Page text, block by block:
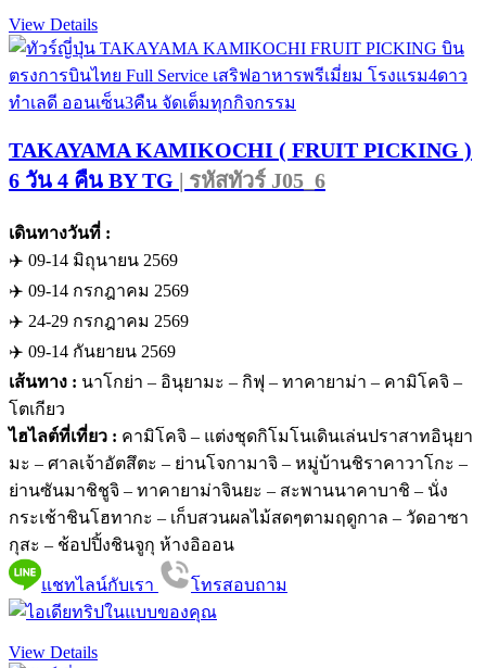
View Details
TAKAYAMA KAMIKOCHI ( FRUIT PICKING )
6 วัน 4 คืน BY TG | รหัสทัวร์ J05_6
เดินทางวันที่ :
✈️ 09-14 มิถุนายน 2569
✈️ 09-14 กรกฎาคม 2569
✈️ 24-29 กรกฎาคม 2569
✈️ 09-14 กันยายน 2569
เส้นทาง : นาโกย่า – อินุยามะ – กิฟุ – ทาคายาม่า – คามิโคจิ –
โตเกียว
ไฮไลต์ที่เที่ยว : คามิโคจิ – แต่งชุดกิโมโนเดินเล่นปราสาทอินุยา
มะ – ศาลเจ้าอัตสึตะ – ย่านโจกามาจิ – หมู่บ้านชิราคาวาโกะ –
ย่านซันมาชิชูจิ – ทาคายาม่าจินยะ – สะพานนาคาบาชิ – นั่ง
กระเช้าชินโฮทากะ – เก็บสวนผลไม้สดๆตามฤดูกาล – วัดอาซา
กุสะ – ช้อปปิ้งชินจูกุ ห้างอิออน
แชทไลน์กับเรา โทรสอบถาม
View Details